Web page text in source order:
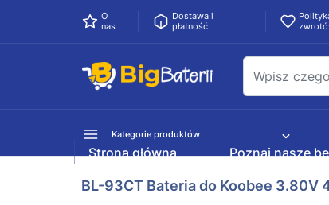
O
nas
Dostawa i
płatność
Kategorie produktów
Strona główna Poznaj nasze
BL-93CT Bateria do Koobee 3.80V